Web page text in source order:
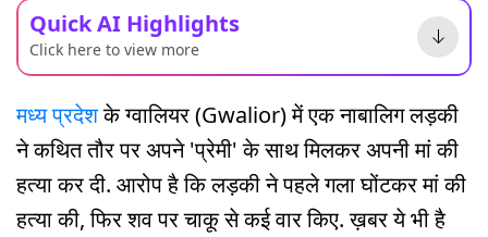
Quick AI Highlights
Click here to view more
मध्य प्रदेशके ग्वालियर (Gwalior) में एक नाबालिग लड़की
ने कथित तौर पर अपने 'प्रेमी' के साथ मिलकर अपनी मां की
हत्या कर दी. आरोप है कि लड़की ने पहले गला घोंटकर मां की
हत्या की, फिर शव पर चाकू से कई वार किए. ख़बर ये भी है